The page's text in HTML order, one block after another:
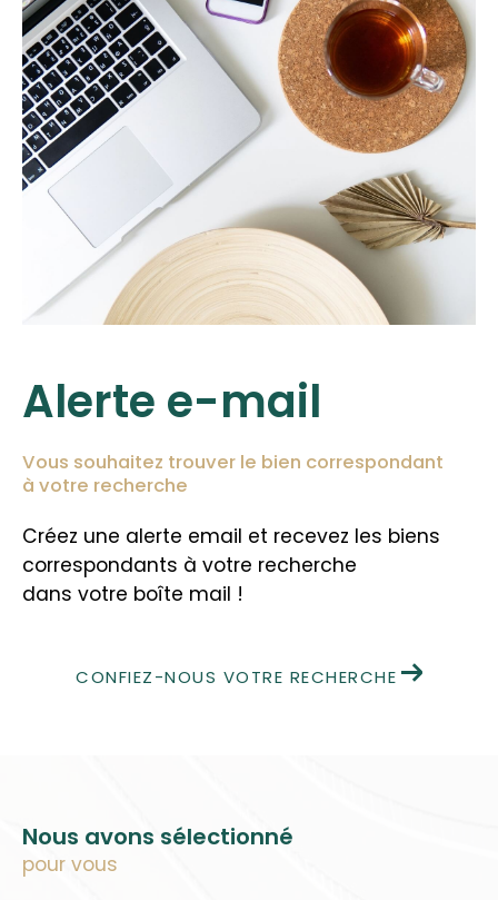
Alerte e-mail
Vous souhaitez trouver le bien correspondant
à votre recherche
Créez une alerte email et recevez les biens
correspondants à votre recherche
dans votre boîte mail !
CONFIEZ-NOUS VOTRE RECHERCHE
Nous avons sélectionné
pour vous